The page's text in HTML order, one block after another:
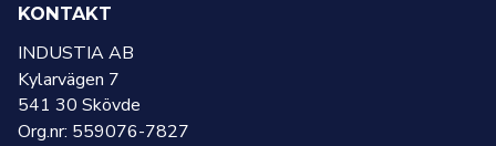
KONTAKT
INDUSTIA AB
Kylarvägen 7
541 30 Skövde
Org.nr: 559076-7827